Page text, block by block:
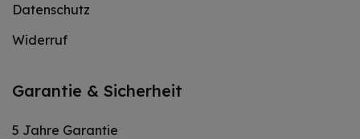
Datenschutz
Widerruf
Garantie & Sicherheit
5 Jahre Garantie